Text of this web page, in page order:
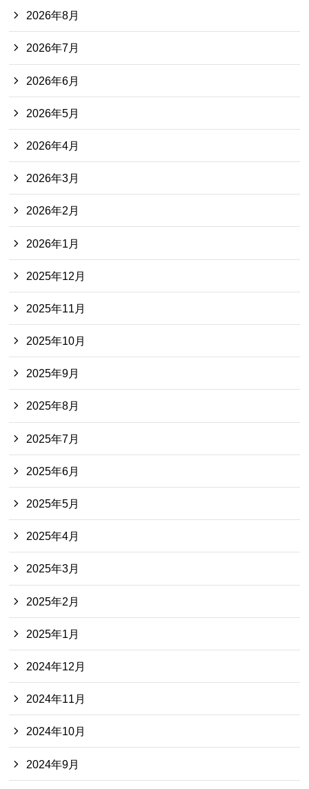
2026年8月
2026年7月
2026年6月
2026年5月
2026年4月
2026年3月
2026年2月
2026年1月
2025年12月
2025年11月
2025年10月
2025年9月
2025年8月
2025年7月
2025年6月
2025年5月
2025年4月
2025年3月
2025年2月
2025年1月
2024年12月
2024年11月
2024年10月
2024年9月